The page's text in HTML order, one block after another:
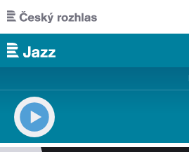
Přejít k hlavnímu obsahu